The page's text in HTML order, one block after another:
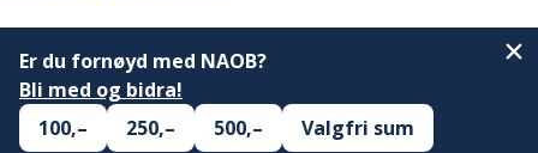
Er du fornøyd med NAOB?
Bli med og bidra!
100,–
250,– 500,– Valgfri sum